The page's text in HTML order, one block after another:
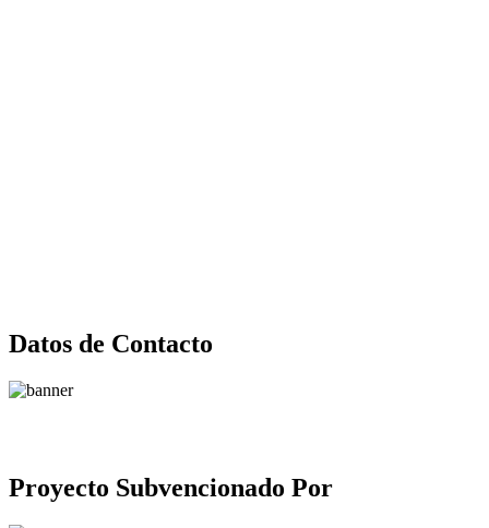
Datos de Contacto
Proyecto Subvencionado Por